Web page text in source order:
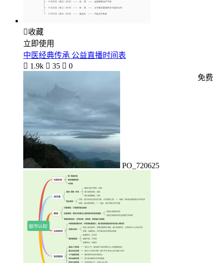
收藏
立即使用
中医经典传承 公益直播时间表
 1.9k  35  0
PO_720625
免费